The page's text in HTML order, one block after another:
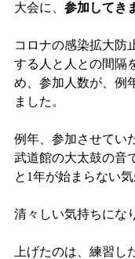
大会に、 参加してき
コロナの感染拡大防
する人と人との間隔
め、参加人数が、例
ました。
例年、参加させてい
武道館の大太鼓の音
と1年が始まらない気
清々しい気持ちにな
上げたのは、練習し